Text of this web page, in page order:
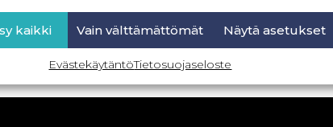
kaikki Vain välttämättömät Näytä asetukset
EvästekäytäntöTietosuojaseloste
Lue lisää